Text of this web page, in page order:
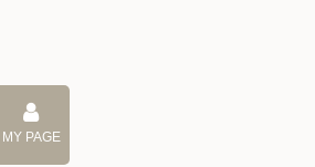
MY PAGE